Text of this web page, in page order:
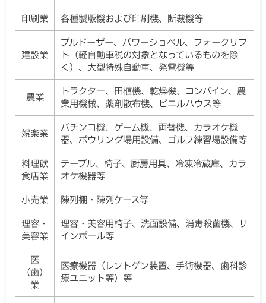
印刷業 各種製版機および印刷機、断裁機等
建設業
ブルドーザー、パワーショベル、フォークリフ
ト（軽自動車税の対象となっているものを除
く）、大型特殊自動車、発電機等
農業
トラクター、田植機、乾燥機、コンバイン、農
業用機械、薬剤散布機、ビニルハウス等
娯楽業
パチンコ機、ゲーム機、両替機、カラオケ機
器、ボウリング場用設備、ゴルフ練習場設備等
料理飲
食店業
テーブル、椅子、厨房用具、冷凍冷蔵庫、カラ
オケ機器等
小売業 陳列棚・陳列ケース等
理容・
美容業
理容・美容用椅子、洗面設備、消毒殺菌機、サ
インポール等
医
（歯）
業
医療機器（レントゲン装置、手術機器、歯科診
療ユニット等）等